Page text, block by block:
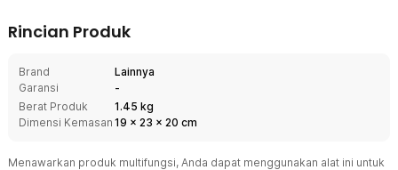
Rincian Produk
Brand
Lainnya
Garansi
-
Berat Produk
1.45 kg
Dimensi Kemasan 19 x 23 x 20 cm
Menawarkan produk multifungsi, Anda dapat menggunakan alat ini untuk